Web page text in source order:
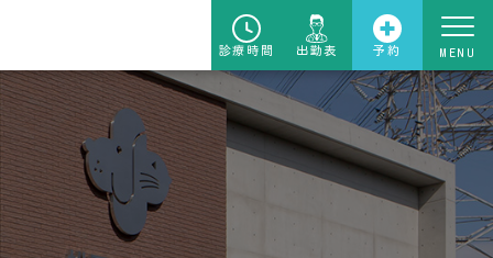
診療時間 出勤表 予約